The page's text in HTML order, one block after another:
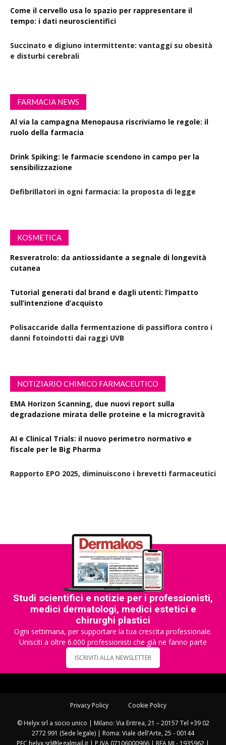
Come il cervello usa lo spazio per rappresentare il
tempo: i dati neuroscientifici
Succinato e digiuno intermittente: vantaggi su obesità
e disturbi cerebrali
FARMACIA NEWS
Al via la campagna Menopausa riscriviamo le regole: il
ruolo della farmacia
Drink Spiking: le farmacie scendono in campo per la
sensibilizzazione
Defibrillatori in ogni farmacia: la proposta di legge
KOSMETICA
Resveratrolo: da antiossidante a segnale di longevità
cutanea
Tutorial generati dal brand e dagli utenti: l’impatto
sull’intenzione d’acquisto
Polisaccaride dalla fermentazione di passiflora contro i
danni fotoindotti dai raggi UVB
NOTIZIARIO CHIMICO FARMACEUTICO
EMA Horizon Scanning, due nuovi report sulla
degradazione mirata delle proteine e la microgravità
AI e Clinical Trials: il nuovo perimetro normativo e
fiscale per le Big Pharma
Rapporto EPO 2025, diminuiscono i brevetti farmaceutici
Studi scientifici e notizie per i professionisti,
medici dermatologi, medici estetici e
chirurghi plastici
Ogni settimana, per supportare la tua crescita professionale.
Unisciti a oltre 6.000 professionisti che già ne fanno parte
ISCRIVITI ALLA NEWSLETTER
Privacy Policy Cookie Policy
© Helyx srl a socio unico | Milano: Via Eritrea, 21 – 20157 Tel +39 02
2772 991 (Sede legale) | Roma: Viale dell'Arte, 25 - 00144
PEC helyx.srl@legalmail.it | P.IVA 07106000966 | REA MI - 1935962 |